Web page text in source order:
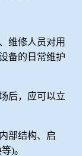
维修人员对用
备的日常维护
后，应可以立
部结构、启
等)。